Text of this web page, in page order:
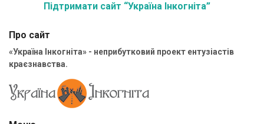
Підтримати сайт “Україна Інкогніта”
Про сайт
«Україна Інкогніта» - неприбутковий проект ентузіастів
краєзнавства.